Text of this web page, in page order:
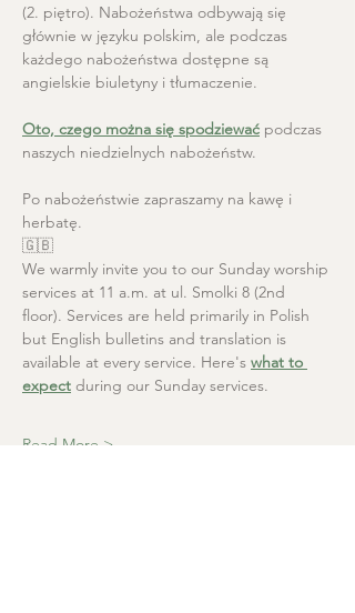
(2. piętro). Nabożeństwa odbywają się
głównie w języku polskim, ale podczas
każdego nabożeństwa dostępne są
angielskie biuletyny i tłumaczenie.
Oto, czego można się spodziewać podczas
naszych niedzielnych nabożeństw.
Po nabożeństwie zapraszamy na kawę i
herbatę.
🇬🇧
We warmly invite you to our Sunday worship
services at 11 a.m. at ul. Smolki 8 (2nd
floor). Services are held primarily in Polish
but English bulletins and translation is
available at every service. Here's what to
expect during our Sunday services.
Read More >